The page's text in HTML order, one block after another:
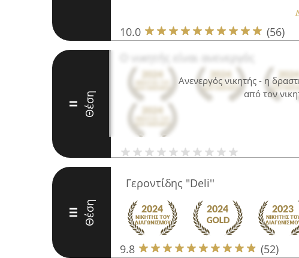
10.0 (56)
Ανενεργός νικητής - η
από τον
II Θέση
Ο νικητής είναι ανενεργός
III Θέση
Γεροντίδης "Deli''
9.8 (52)